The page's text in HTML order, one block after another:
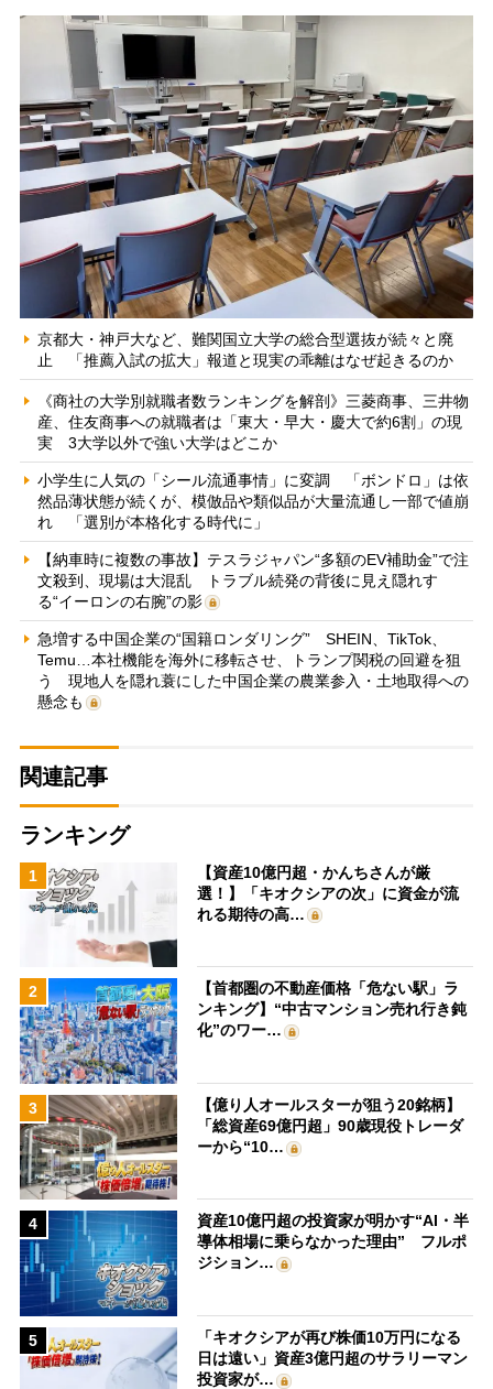
京都大・神戸大など、難関国立大学の総合型選抜が続々と廃
止 「推薦入試の拡大」報道と現実の乖離はなぜ起きるのか
《商社の大学別就職者数ランキングを解剖》三菱商事、三井物
産、住友商事への就職者は「東大・早大・慶大で約6割」の現
実 3大学以外で強い大学はどこか
小学生に人気の「シール流通事情」に変調 「ボンドロ」は依
然品薄状態が続くが、模倣品や類似品が大量流通し一部で値崩
れ 「選別が本格化する時代に」
【納車時に複数の事故】テスラジャパン“多額のEV補助金”で注
文殺到、現場は大混乱 トラブル続発の背後に見え隠れす
る“イーロンの右腕”の影
急増する中国企業の“国籍ロンダリング” SHEIN、TikTok、
Temu…本社機能を海外に移転させ、トランプ関税の回避を狙
う 現地人を隠れ蓑にした中国企業の農業参入・土地取得への
懸念も
関連記事
ランキング
1
【資産10億円超・かんちさんが厳
選！】「キオクシアの次」に資金が流
れる期待の高…
2
【首都圏の不動産価格「危ない駅」ラ
ンキング】“中古マンション売れ行き鈍
化”のワー…
3
【億り人オールスターが狙う20銘柄】
「総資産69億円超」90歳現役トレーダ
ーから“10…
4
資産10億円超の投資家が明かす“AI・半
導体相場に乗らなかった理由” フルポ
ジション…
5
「キオクシアが再び株価10万円になる
日は遠い」資産3億円超のサラリーマン
投資家が…